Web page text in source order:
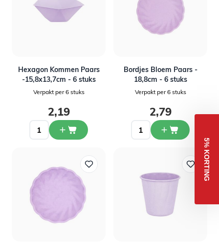
Hexagon Kommen Paars
-15,8x13,7cm - 6 stuks
Verpakt per 6 stuks
2,19
Bordjes Bloem Paars -
18,8cm - 6 stuks
Verpakt per 6 stuks
2,79
5% KORTING